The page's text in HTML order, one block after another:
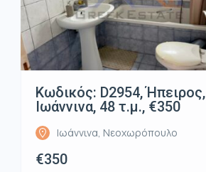
Κωδικός: D2954, Ήπειρος,
Ιωάννινα, 48 τ.μ., €350
Ιωάννινα, Νεοχωρόπουλο
€350